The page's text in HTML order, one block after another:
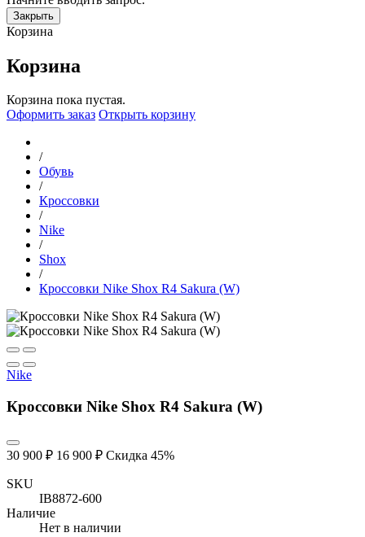
Закрыть
Корзина
Корзина
Корзина пока пустая.
Оформить заказ Открыть корзину
/
Обувь
/
Кроссовки
/
Nike
/
Shox
/
Кроссовки Nike Shox R4 Sakura (W)
Nike
Кроссовки Nike Shox R4 Sakura (W)
30 900 ₽ 16 900 ₽ Скидка 45%
SKU
IB8872-600
Наличие
Нет в наличии